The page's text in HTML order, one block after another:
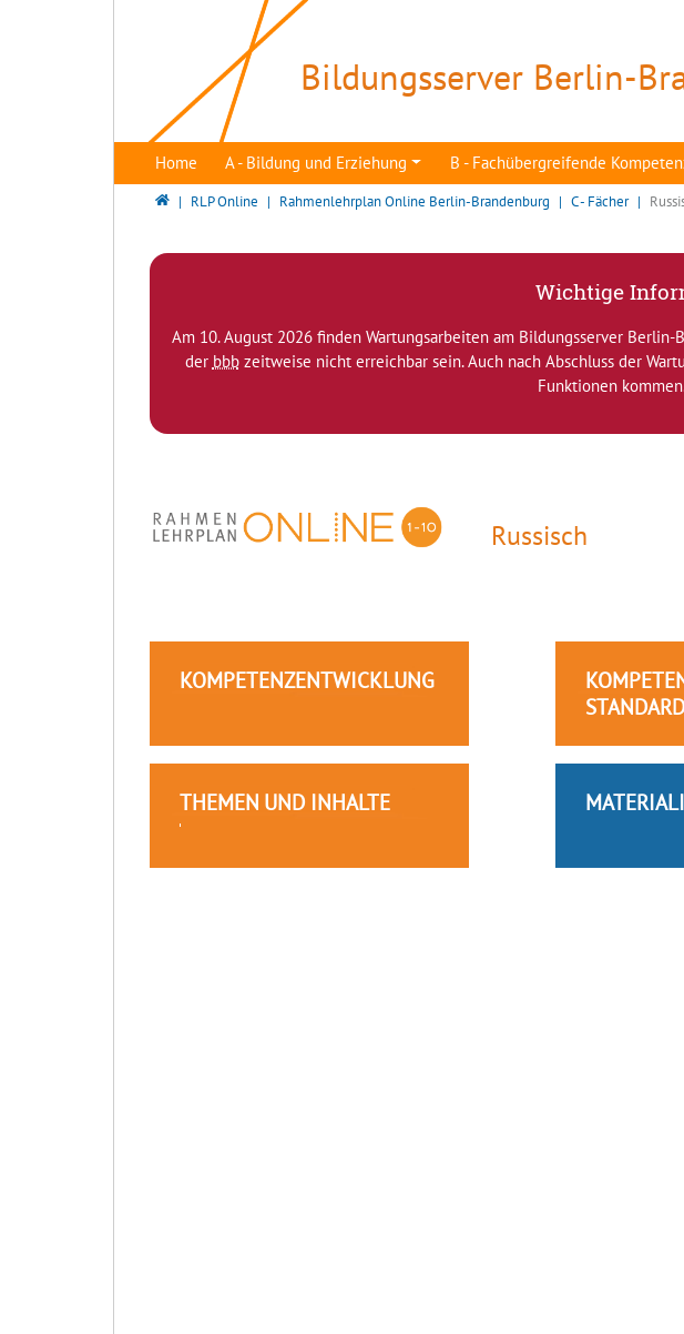
Bildungsserver Berlin-
Home A - Bildung und Erziehung B - Fachübergreifende
Bildungsserver Berlin - Brandenburg
RLP Online Rahmenlehrplan Online Berlin-Brandenburg C - Fächer
Wichtige
Am 10. August 2026 finden Wartungsarbeiten am Bildungsserver Berlin-
der bbbzeitweise nicht erreichbar sein. Auch nach Abschluss der
Funktionen
Russisch
KOMPETENZENTWICKLUNG
THEMEN UND INHALTE